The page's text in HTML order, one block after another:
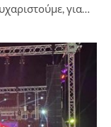
για…